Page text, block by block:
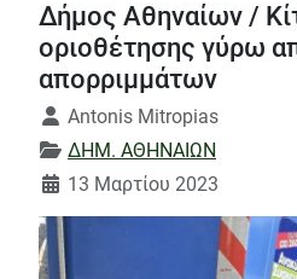
Δήμος Αθηναίων /
οριοθέτησης γύρω
απορριμμάτων
Λεπτομέρειες
Antonis Mitropias
ΔΗΜ. ΑΘΗΝΑΙΩΝ
13 Μαρτίου 2023